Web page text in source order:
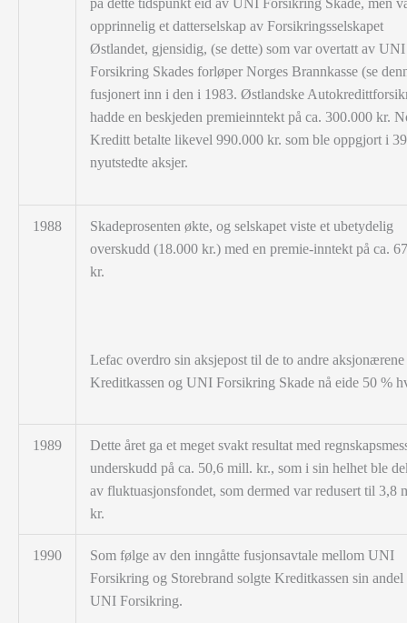
på dette tidspunkt eid av UNI Forsikring Skade, men
opprinnelig et datterselskap av Forsikringsselskapet
Østlandet, gjensidig, (se dette) som var overtatt av UNI
Forsikring Skades forløper Norges Brannkasse (se
fusjonert inn i den i 1983. Østlandske
hadde en beskjeden premieinntekt på ca. 300.000 kr.
Kreditt betalte likevel 990.000 kr. som ble oppgjort i
nyutstedte aksjer.
1988
Skadeprosenten økte, og selskapet viste et ubetydelig
overskudd (18.000 kr.) med en premie-inntekt på ca.
kr.
Lefac overdro sin aksjepost til de to andre
Kreditkassen og UNI Forsikring Skade nå eide 50 %
1989
Dette året ga et meget svakt resultat med
underskudd på ca. 50,6 mill. kr., som i sin helhet ble
av fluktuasjonsfondet, som dermed var redusert til 3,8
kr.
1990
Som følge av den inngåtte fusjonsavtale mellom UNI
Forsikring og Storebrand solgte Kreditkassen sin
UNI Forsikring.